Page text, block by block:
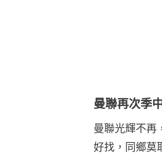
曼聯再次季
曼聯光輝不再
好找，同鄉莫